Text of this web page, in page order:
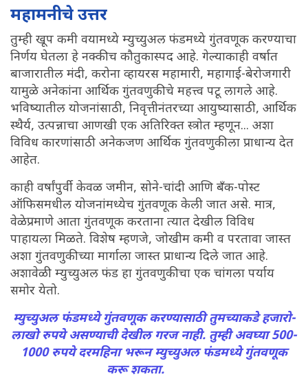
महामनीचे उत्तर
तुम्ही खूप कमी वयामध्ये म्युच्युअल फंडमध्ये गुंतवणूक करण्याचा
निर्णय घेतला हे नक्कीच कौतुकास्पद आहे. गेल्याकाही वर्षात
बाजारातील मंदी, करोना व्हायरस महामारी, महागाई-बेरोजगारी
यामुळे अनेकांना आर्थिक गुंतवणुकीचे महत्त्व पटू लागले आहे.
भविष्यातील योजनांसाठी, निवृत्तीनंतरच्या आयुष्यासाठी, आर्थिक
स्थैर्य, उत्पन्नाचा आणखी एक अतिरिक्त स्त्रोत म्हणून... अशा
विविध कारणांसाठी अनेकजण आर्थिक गुंतवणुकीला प्राधान्य देत
आहेत.
काही वर्षांपुर्वी केवळ जमीन, सोने-चांदी आणि बँक-पोस्ट
ऑफिसमधील योजनांमध्येच गुंतवणूक केली जात असे. मात्र,
वेळेप्रमाणे आता गुंतवणूक करताना त्यात देखील विविध
पाहायला मिळते. विशेष म्हणजे, जोखीम कमी व परतावा जास्त
अशा गुंतवणुकीच्या मार्गाला जास्त प्राधान्य दिले जात आहे.
अशावेळी म्युच्युअल फंड हा गुंतवणुकीचा एक चांगला पर्याय
समोर येतो.
म्युच्युअल फंडमध्ये गुंतवणूक करण्यासाठी तुमच्याकडे हजारो-
लाखो रुपये असण्याची देखील गरज नाही. तुम्ही अवघ्या 500-
1000 रुपये दरमहिना भरून म्युच्युअल फंडमध्ये गुंतवणूक
करू शकता.